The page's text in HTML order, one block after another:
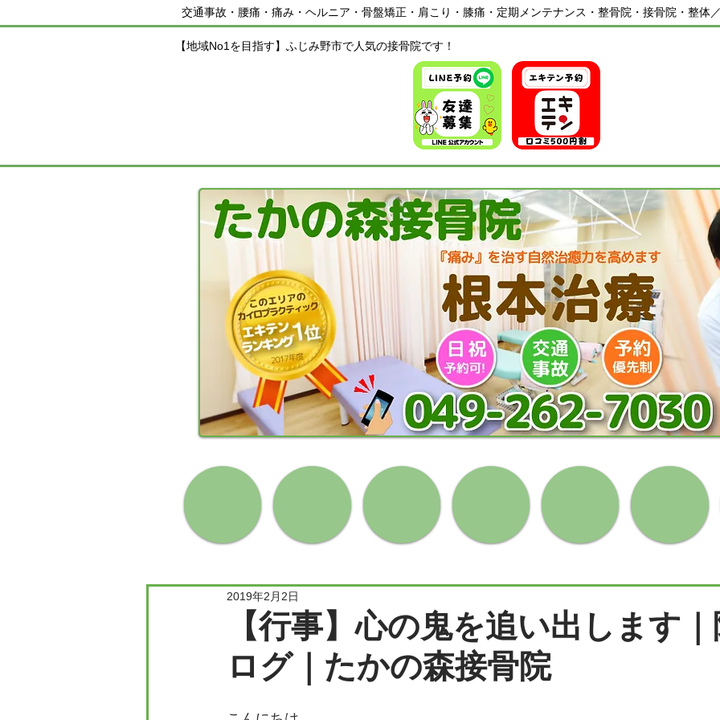
交通事故・腰痛・痛み・ヘルニア・骨盤矯正・肩こり・膝痛・定期メンテナンス・整骨院・接骨院・整体
【行事】心の鬼を追い出します
ログ｜たかの森接骨院
2019年2月2日
【地域No1を目指す】ふじみ野市で人気の接骨院です！